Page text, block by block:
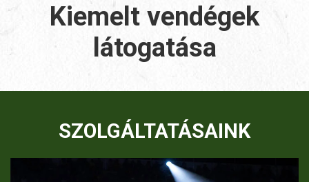
Kiemelt vendégek
látogatása
SZOLGÁLTATÁSAINK